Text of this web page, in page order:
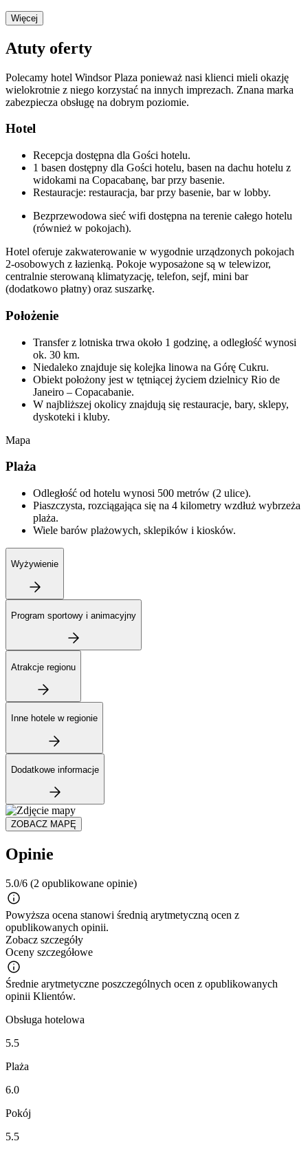
Więcej
Atuty oferty
Polecamy hotel Windsor Plaza ponieważ nasi klienci mieli okazję
wielokrotnie z niego korzystać na innych imprezach. Znana marka
zabezpiecza obsługę na dobrym poziomie.
Hotel
Recepcja dostępna dla Gości hotelu.
1 basen dostępny dla Gości hotelu, basen na dachu hotelu z
widokami na Copacabanę, bar przy basenie.
Restauracje: restauracja, bar przy basenie, bar w lobby.
Bezprzewodowa sieć wifi dostępna na terenie całego hotelu
(również w pokojach).
Hotel oferuje zakwaterowanie w wygodnie urządzonych pokojach
2-osobowych z łazienką. Pokoje wyposażone są w telewizor,
centralnie sterowaną klimatyzację, telefon, sejf, mini bar
(dodatkowo płatny) oraz suszarkę.
Położenie
Transfer z lotniska trwa około 1 godzinę, a odległość wynosi
ok. 30 km.
Niedaleko znajduje się kolejka linowa na Górę Cukru.
Obiekt położony jest w tętniącej życiem dzielnicy Rio de
Janeiro – Copacabanie.
W najbliższej okolicy znajdują się restauracje, bary, sklepy,
dyskoteki i kluby.
Mapa
Plaża
Odległość od hotelu wynosi 500 metrów (2 ulice).
Piaszczysta, rozciągająca się na 4 kilometry wzdłuż wybrzeża
plaża.
Wiele barów plażowych, sklepików i kiosków.
Wyżywienie
Program sportowy i animacyjny
Atrakcje regionu
Inne hotele w regionie
Dodatkowe informacje
ZOBACZ MAPĘ
Opinie
5.0/6 (2 opublikowane opinie)
Powyższa ocena stanowi średnią arytmetyczną ocen z
opublikowanych opinii.
Zobacz szczegóły
Oceny szczegółowe
Średnie arytmetyczne poszczególnych ocen z opublikowanych
opinii Klientów.
Obsługa hotelowa
5.5
Plaża
6.0
Pokój
5.5